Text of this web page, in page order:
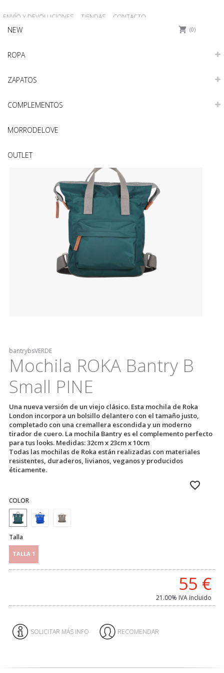
0
ENVÍO Y DEVOLUCIONES TIENDAS CONTACTO
NEW
ROPA
ZAPATOS
COMPLEMENTOS
MORRODELOVE
OUTLET
bantrybsVERDE
Mochila ROKA Bantry B
Small PINE
Una nueva versión de un viejo clásico. Esta mochila de Roka
London incorpora un bolsillo delantero con el tamaño justo,
completado con una cremallera escondida y un moderno
tirador de cuero. La mochila Bantry es el complemento perfecto
para tus looks. Medidas: 32cm x 23cm x 10cm
Todas las mochilas de Roka están realizadas con materiales
resistentes, duraderos, livianos, veganos y producidos
éticamente.
COLOR
Talla
TALLA 1
55 €
21.00% IVA incluido
SOLICITAR MÁS INFO RECOMENDAR